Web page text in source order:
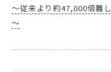
～従来より約47,000倍難
～